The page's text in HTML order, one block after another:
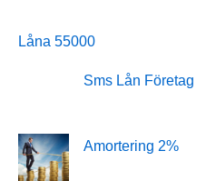
Låna 55000
Sms Lån Företag
Amortering 2%